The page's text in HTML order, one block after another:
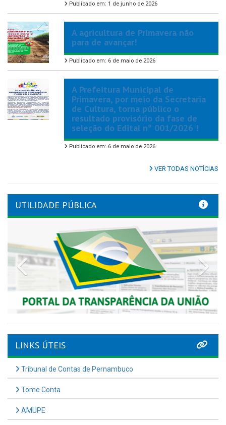
Publicado em: 1 de junho de 2026
A agricultura de Primavera não
para de avançar!
Publicado em: 6 de maio de 2026
A Prefeitura Municipal de
Primavera, por meio da Secretaria
de Cultura, torna público o
resultado provisório da fase de
seleção do Edital nº 001/2026 !
Publicado em: 6 de maio de 2026
VER TODAS NOTÍCIAS
UTILIDADE PÚBLICA
Previous
LINKS ÚTEIS
Tribunal de Contas de Pernambuco
Tome Conta
AMUPE